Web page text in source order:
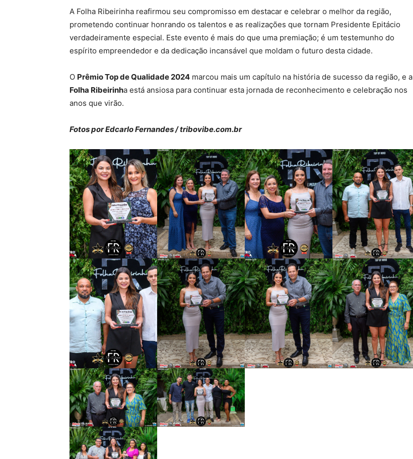
A Folha Ribeirinha reafirmou seu compromisso em destacar e celebrar o melhor da região,
prometendo continuar honrando os talentos e as realizações que tornam Presidente Epitácio
verdadeiramente especial. Este evento é mais do que uma premiação; é um testemunho do
espírito empreendedor e da dedicação incansável que moldam o futuro desta cidade.
O Prêmio Top de Qualidade 2024 marcou mais um capítulo na história de sucesso da região, e a
Folha Ribeirinha está ansiosa para continuar esta jornada de reconhecimento e celebração nos
anos que virão.
Fotos por Edcarlo Fernandes / tribovibe.com.br